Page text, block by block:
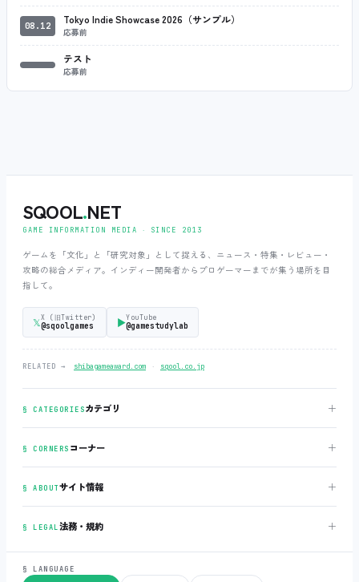
08.12 Tokyo Indie Showcase 2026（サンプル）
応募前
テスト
応募前
SQOOL.NET
GAME INFORMATION MEDIA ‧ SINCE 2013
ゲームを「文化」と「研究対象」として捉える、ニュース・特集・レビュー・
攻略の総合メディア。インディー開発者からプロゲーマーまでが集う場所を目
指して。
𝕏X (旧Twitter)
@sqoolgames ▶YouTube
@gamestudylab
RELATED → shibagameaward.com ‧ sqool.co.jp
§ CATEGORIESカテゴリ ＋
§ CORNERS コーナー ＋
§ ABOUTサイト情報 ＋
§ LEGAL法務・規約 ＋
§ LANGUAGE